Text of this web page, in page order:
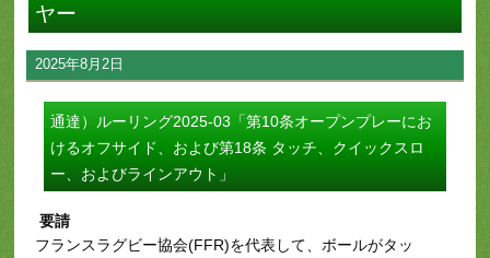
ヤー
2025年8月2日
通達）ルーリング2025-03「第10条オープンプレーにお
けるオフサイド、および第18条 タッチ、クイックスロ
ー、およびラインアウト」
要請
フランスラグビー協会(FFR)を代表して、ボールがタッ